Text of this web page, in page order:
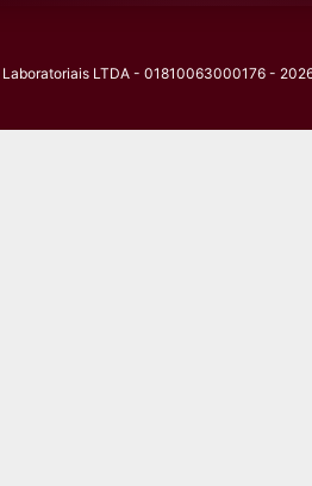
LTDA - 01810063000176 -